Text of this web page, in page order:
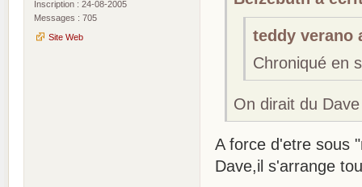
Inscription : 24-08-2005
Messages : 705
Site Web
teddy verano
Chroniqué en
On dirait du
A force d'etre sous
Dave,il s'arrange